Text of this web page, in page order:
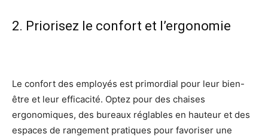
2. Priorisez le confort et l’ergonomie
Le confort des employés est primordial pour leur bien-
être et leur efficacité. Optez pour des chaises
ergonomiques, des bureaux réglables en hauteur et des
espaces de rangement pratiques pour favoriser une